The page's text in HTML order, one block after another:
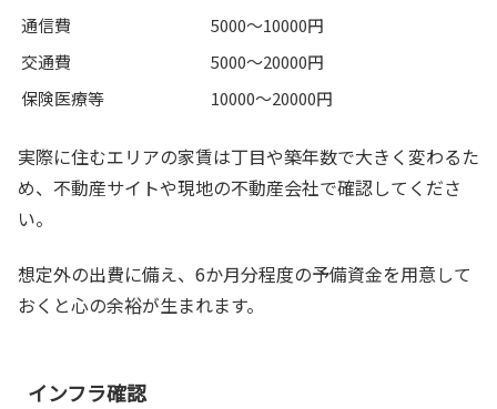
通信費
5000〜10000円
交通費
5000〜20000円
保険医療等
10000〜20000円
実際に住むエリアの家賃は丁目や築年数で大きく変わるた
め、不動産サイトや現地の不動産会社で確認してくださ
い。
想定外の出費に備え、6か月分程度の予備資金を用意して
おくと心の余裕が生まれます。
インフラ確認